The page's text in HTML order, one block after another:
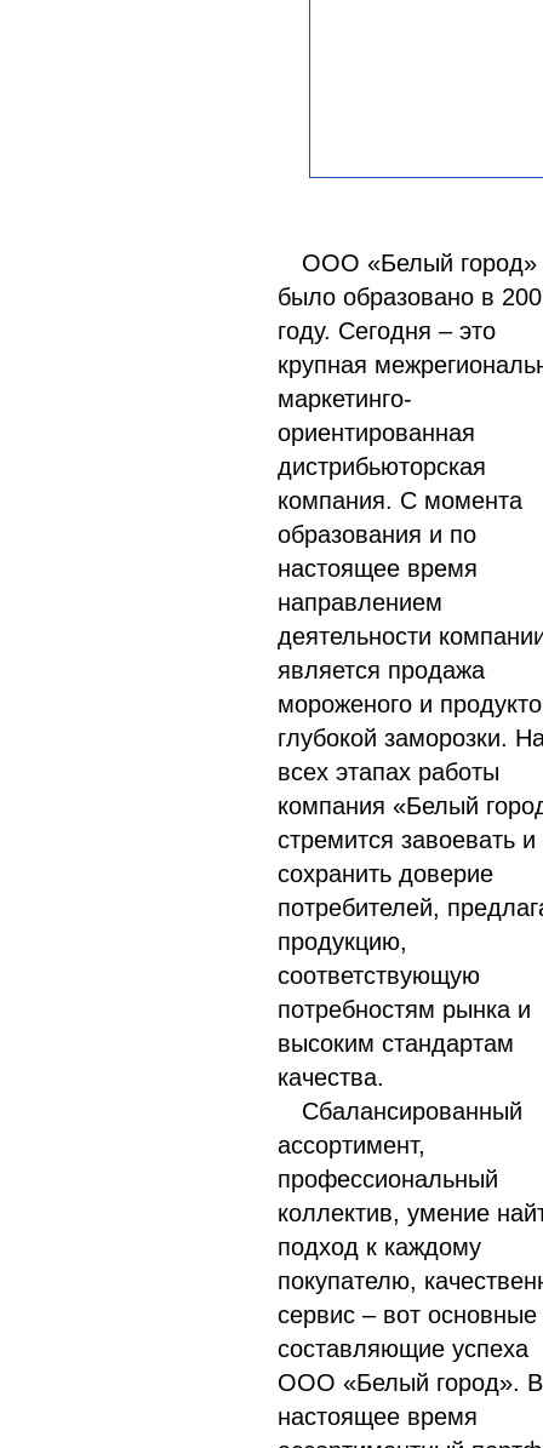
ООО «Белый город»
было образовано в
году. Сегодня – это
крупная
маркетинго-
ориентированная
дистрибьюторская
компания. С момента
образования и по
настоящее время
направлением
деятельности
является продажа
мороженого и
глубокой заморозки.
всех этапах работы
компания «Белый
стремится завоевать и
сохранить доверие
потребителей,
продукцию,
соответствующую
потребностям рынка и
высоким стандартам
качества.
Сбалансированный
ассортимент,
профессиональный
коллектив, умение
подход к каждому
покупателю,
сервис – вот основные
составляющие успеха
ООО «Белый город». В
настоящее время